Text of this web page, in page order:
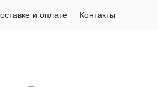
и оплате Контакты